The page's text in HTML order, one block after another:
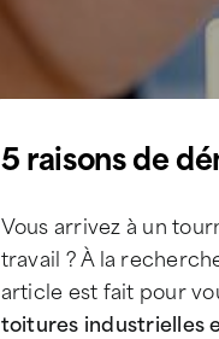
5 raisons de
Vous arrivez à un
travail ? À la
article est fait pour
toitures industrielles